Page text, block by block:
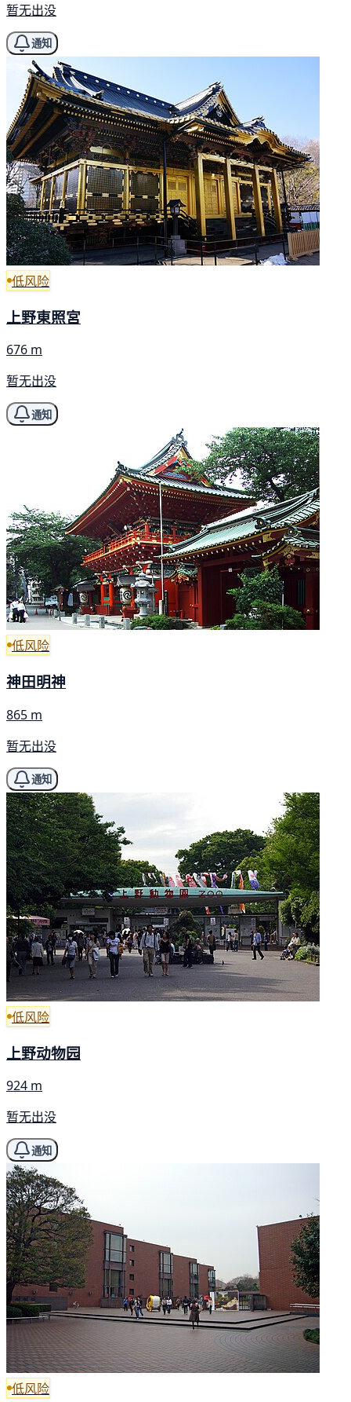
暂无出没
通知
低风险
上野東照宮
676 m
暂无出没
通知
低风险
神田明神
865 m
暂无出没
通知
低风险
上野动物园
924 m
暂无出没
通知
低风险